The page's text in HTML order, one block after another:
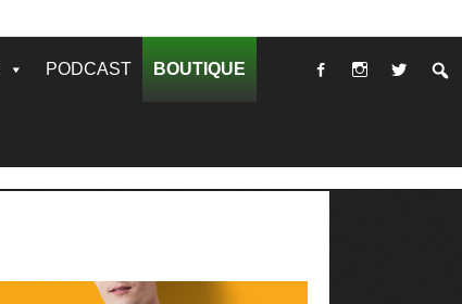
PODCAST BOUTIQUE